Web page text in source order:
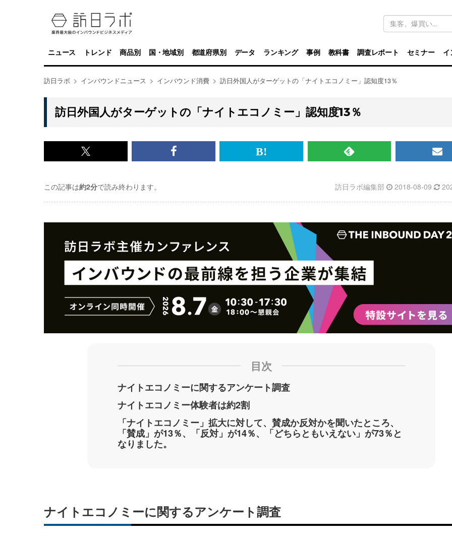
キ
ワ
ド
検
索
ニュース トレンド 商品別 国・地域別 都道府県別 データ ランキング 事例 教科書 調査レポート セミナー イ
訪日ラボ インバウンドニュース インバウンド消費 訪日外国人がターゲットの「ナイトエコノミー」認知度13％
訪日外国人がターゲットの「ナイトエコノミー」認知度13％
x<br>
記
事
を
ェ
ア
す
る
Facebook<br>
事
を
ェ
ア
す
る
は
ブ
ッ
ー
ク
に
追
加
RSS
記
事
を
購
す
る
メ
マ
ガ
登
録
訪日ラボ編集部 2018-08-09
この記事は約2分で読み終わります。
目次
ナイトエコノミーに関するアンケート調査
ナイトエコノミー体験者は約2割
「ナイトエコノミー」拡大に対して、賛成か反対かを聞いたところ、
「賛成」が13％、「反対」が14％、「どちらともいえない」が73％と
なりました。
ナイトエコノミーに関するアンケート調査